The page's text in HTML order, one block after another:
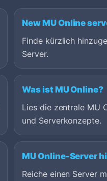
New MU Online
Finde kürzlich
Server.
Was ist MU Online?
Lies die zentrale MU
und Serverkonzepte.
MU Online-Server
Reiche einen Server